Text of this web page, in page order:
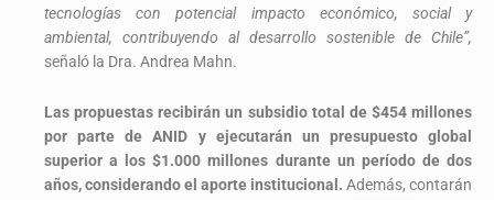
tecnologías con potencial impacto económico, social y
ambiental, contribuyendo al desarrollo sostenible de Chile”,
señaló la Dra. Andrea Mahn.
Las propuestas recibirán un subsidio total de $454 millones
por parte de ANID y ejecutarán un presupuesto global
superior a los $1.000 millones durante un período de dos
años, considerando el aporte institucional. Además, contarán